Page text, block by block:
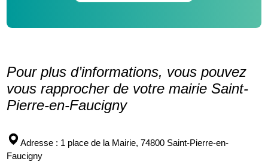
Pour plus d’informations, vous pouvez
vous rapprocher de votre mairie Saint-
Pierre-en-Faucigny
Adresse : 1 place de la Mairie, 74800 Saint-Pierre-en-
Faucigny